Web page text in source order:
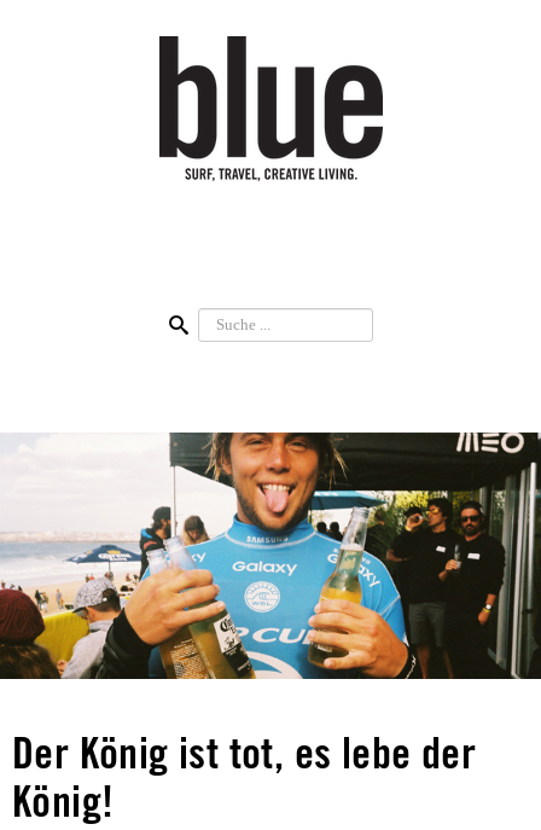
Suchen
Der König ist tot, es lebe der
König!